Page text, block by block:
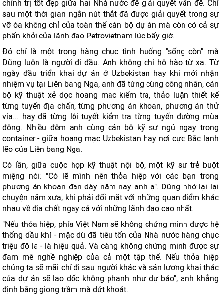
chính trị tốt đẹp giữa hai Nhà nước để giải quyết vấn đề. Chỉ
sau một thời gian ngắn nút thắt đã được giải quyết trong sự
vỡ òa không chỉ của toàn thể cán bộ dự án mà còn có cả sự
phấn khởi của lãnh đạo Petrovietnam lúc bấy giờ.
Đó chỉ là một trong hàng chục tình huống "sống còn" mà
Dũng luôn là người đi đầu. Anh không chỉ hô hào từ xa. Từ
ngày đầu triển khai dự án ở Uzbekistan hay khi mới nhận
nhiệm vụ tại Liên bang Nga, anh đã từng cùng công nhân, cán
bộ kỹ thuật xẻ dọc hoang mạc kiểm tra, thảo luận thiết kế
từng tuyến địa chấn, từng phương án khoan, phương án thử
vỉa... hay đã từng lội tuyết kiểm tra từng tuyến đường mùa
đông. Nhiều đêm anh cùng cán bộ kỹ sư ngủ ngay trong
container - giữa hoang mạc Uzbekistan hay nơi cực Bắc lạnh
lẽo của Liên bang Nga.
Có lần, giữa cuộc họp kỹ thuật nội bộ, một kỹ sư trẻ buột
miệng nói: "Có lẽ mình nên thỏa hiệp với các bạn trong
phương án khoan đan dày năm nay anh ạ". Dũng nhớ lại lại
chuyện năm xưa, khi phải đối mặt với những quan điểm khác
nhau về địa chất ngay cả với những lãnh đạo cao nhất.
"Nếu thỏa hiệp, phía Việt Nam sẽ không chứng minh được hệ
thống dầu khí - mặc dù đã tiêu tốn của Nhà nước hàng chục
triệu đô la - là hiệu quả. Và càng không chứng minh được sự
đam mê nghề nghiệp của cả một tập thể. Nếu thỏa hiệp
chúng ta sẽ mãi chỉ đi sau người khác và sản lượng khai thác
của dự án sẽ lao dốc không phanh như dự báo", anh khẳng
định bằng giọng trầm mà dứt khoát.